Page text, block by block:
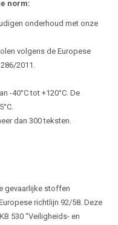
norm:
onderhoud met onze
volgens de Europese
2011.
-40°C tot +120°C. De
dan 300 teksten.
gevaarlijke stoffen
richtlijn 92/58. Deze
530 “Veiligheids- en